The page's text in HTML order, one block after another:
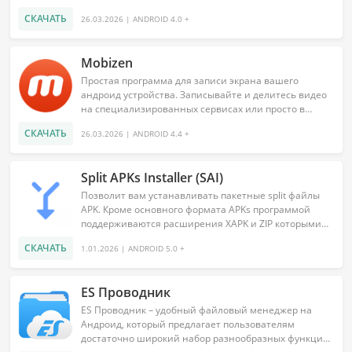
СКАЧАТЬ 26.03.2026 | ANDROID 4.0 +
Mobizen
Простая программа для записи экрана вашего
андроид устройства. Записывайте и делитесь видео
на специализированных сервисах или просто в
СКАЧАТЬ 26.03.2026 | ANDROID 4.4 +
Split APKs Installer (SAI)
Позволит вам устанавливать пакетные split файлы
APK. Кроме основного формата APKs программой
поддерживаются расширения XAPK и ZIP которыми
СКАЧАТЬ 1.01.2026 | ANDROID 5.0 +
ES Проводник
ES Проводник – удобный файловый менеджер на
Андроид, который предлагает пользователям
достаточно широкий набор разнообразных функций.